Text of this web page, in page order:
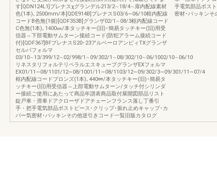
す[QDN124L1]プレナスχグランデル213/2∼18/4∼扉内配線素材
色(1本)､2500mm/本[QDE914B]プレナスS03/6∼06/10框内配線
コードB色無(1個)[QDF353B]グランザ02/1∼08/3框内配線コード
C色無(1本)､1400㎜/本タッチキー(旧)･簡易タッチキー(旧)用受
信器⇔下部電動サムターン接続コード(防犯アラーム接続コード
付)[QDF367]BFプレナスS20･23アルベーロアンビィTXグランザ
セルバフォルマ
03/10∼13/399/12∼02/998/1∼09/302/1∼08/302/10∼06/1002/10∼06/10
リネスタリフォルテリペラルエスキューブグランザEXフォルマ
EX01/11∼08/1101/12∼08/1001/11∼08/1103/12∼09/302/3∼09/301/11∼07/4
框内配線コードブロンズ(1本)､440㎜/本タッチキー(旧)･簡易タ
ッチキー(旧)用受信器⇔上部電動サムターン/タッチ付シリンダ
ー接続ご使用にあたって商品年譜表商品取付展開図部品リスト
錠戸車・滑車ドアクローザドアチェーンフランス落し丁番引
手・把手電気部品ポストピース･クリップ･振れ止めキャップ･カ
バー気密材･パッキンその他逆引きコード一覧旧版カタログ
手電気部品ポス
密材･パッキンそ